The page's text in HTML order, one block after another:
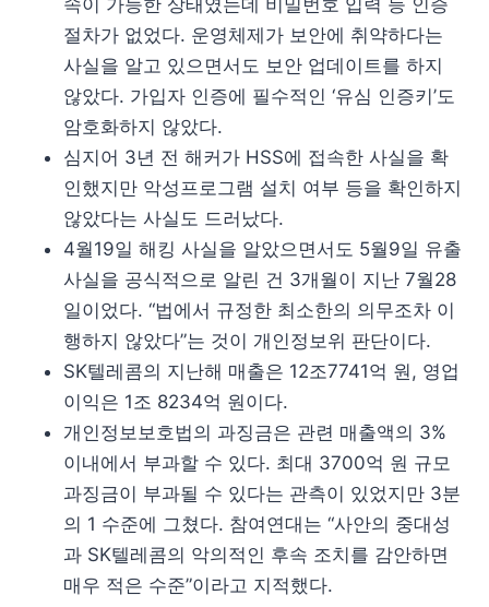
절차가 없었다. 운영체제가 보안에 취약하다는
사실을 알고 있으면서도 보안 업데이트를 하지
않았다. 가입자 인증에 필수적인 ‘유심 인증키’도
암호화하지 않았다.
심지어 3년 전 해커가 HSS에 접속한 사실을 확
인했지만 악성프로그램 설치 여부 등을 확인하지
않았다는 사실도 드러났다.
4월19일 해킹 사실을 알았으면서도 5월9일 유출
사실을 공식적으로 알린 건 3개월이 지난 7월28
일이었다. “법에서 규정한 최소한의 의무조차 이
행하지 않았다”는 것이 개인정보위 판단이다.
SK텔레콤의 지난해 매출은 12조7741억 원, 영업
이익은 1조 8234억 원이다.
개인정보보호법의 과징금은 관련 매출액의 3%
이내에서 부과할 수 있다. 최대 3700억 원 규모
과징금이 부과될 수 있다는 관측이 있었지만 3분
의 1 수준에 그쳤다. 참여연대는 “사안의 중대성
과 SK텔레콤의 악의적인 후속 조치를 감안하면
매우 적은 수준”이라고 지적했다.